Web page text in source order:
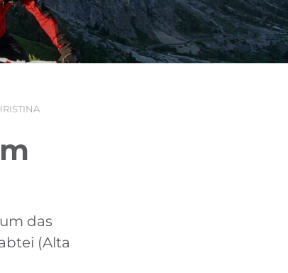
WANN?
-
das
(Alta